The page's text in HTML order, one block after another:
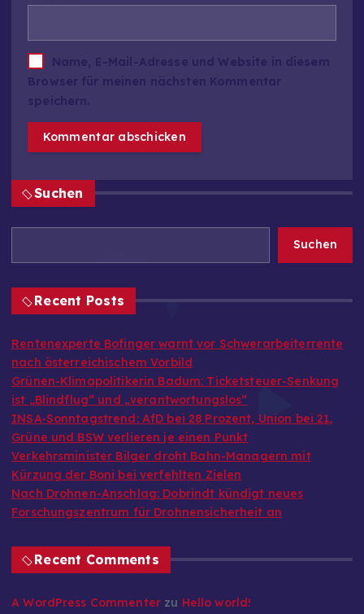
Suchen
Suchen
Recent Posts
Rentenexperte Bofinger warnt vor Schwerarbeiterrente
nach österreichischem Vorbild
Grünen-Klimapolitikerin Badum: Ticketsteuer-Senkung
ist „Blindflug“ und „verantwortungslos“
INSA-Sonntagstrend: AfD bei 28 Prozent, Union bei 21,
Grüne und BSW verlieren je einen Punkt
Verkehrsminister Bilger droht Bahn-Managern mit
Kürzung der Boni bei verfehlten Zielen
Nach Drohnen-Anschlag: Dobrindt kündigt neues
Forschungszentrum für Drohnensicherheit an
Recent Comments
A WordPress Commenter zu Hello world!